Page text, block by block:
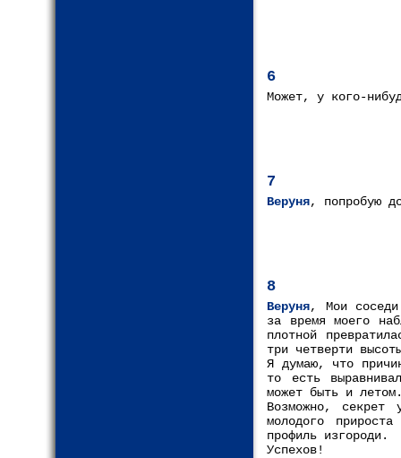
6
Может, у кого-
7
Веруня, попробую
8
Веруня, Мои
за время моего
плотной
три четверти
Я думаю, что
то есть
может быть и
Возможно, секрет
молодого
профиль изгороди.
Успехов!